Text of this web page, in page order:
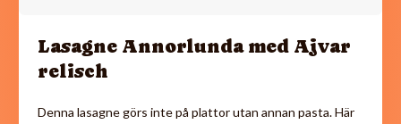
Lasagne Annorlunda med Ajvar
relisch
Denna lasagne görs inte på plattor utan annan pasta. Här